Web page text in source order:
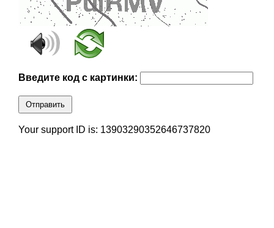
Введите код с картинки:
Отправить
Your support ID is: 13903290352646737820